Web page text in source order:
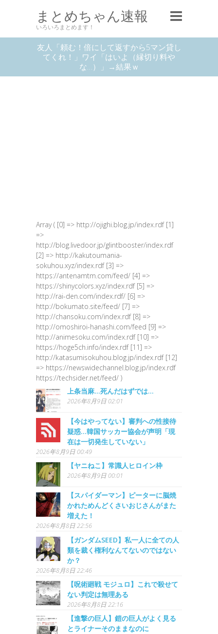
まとめちゃん速報
いろいろまとめます！
友人「頼む！倍にして返すから5マン貸し
てくれ！」ワイ「はいよ（縁切り料や
な…）」→結果ｗ
Array ( [0] => http://ojighi.blog.jp/index.rdf [1]
=>
http://blog.livedoor.jp/glintbooster/index.rdf
[2] => http://kakutoumania-
sokuhou.xyz/index.rdf [3] =>
https://antenamtm.com/feed/ [4] =>
https://shinycolors.xyz/index.rdf [5] =>
http://rai-den.com/index.rdf/ [6] =>
http://bokumato.site/feed/ [7] =>
http://chansoku.com/index.rdf [8] =>
http://omoshiroi-hanashi.com/feed [9] =>
http://animesoku.com/index.rdf [10] =>
https://hoge5ch.info/index.rdf [11] =>
http://katasumisokuhou.blog.jp/index.rdf [12]
=> https://newswidechannel.blog.jp/index.rdf
https://techsider.net/feed/ )
上条当麻…死んだはずでは…
2026年8月9日 02:01
【今はやってない】審判への性接待
疑惑…韓国サッカー協会が声明「現
在は一切発生していない」
2026年8月9日 00:49
【ヤニねこ】常識人ヒロイン枠
2026年8月9日 00:01
【スパイダーマン】ピーターに脳焼
かれためんどくさいおじさんがまた
増えた！
2026年8月8日 22:56
【ガンダムSEED】私一人に全ての人
類を裁く権利なんてないのではない
か？
2026年8月8日 22:46
【呪術廻戦 モジュロ】これで殺せて
ない判定は無理ある
2026年8月8日 22:16
【進撃の巨人】鎧の巨人がよく見る
とライナーそのままなのに